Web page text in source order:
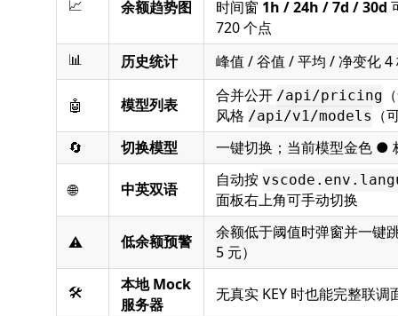
📈 余额趋势图
时间窗 1h / 24h / 7d / 30d
720 个点
📊
历史统计 峰值 / 谷值 / 平均 / 净变化
🤖 模型列表 合并公开 /api/pricing
风格 /api/v1/models
（
🔄
切换模型 一键切换；当前模型金色 ●
🌐 中英双语 自动按
面板右上角可手动切换
⚠️ 低余额预警
余额低于阈值时弹窗并一键
5 元）
🛠
本地 Mock
服务器
无真实 KEY 时也能完整联调